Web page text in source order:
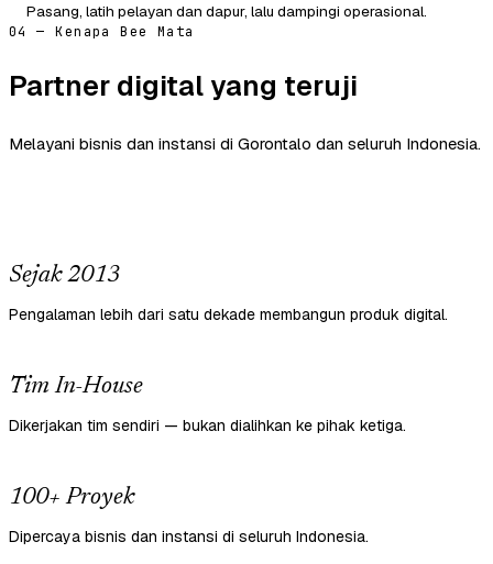
Pasang, latih pelayan dan dapur, lalu dampingi operasional.
04 — Kenapa Bee Mata
Partner digital yang teruji
Melayani bisnis dan instansi di Gorontalo dan seluruh Indonesia.
Sejak 2013
Pengalaman lebih dari satu dekade membangun produk digital.
Tim In-House
Dikerjakan tim sendiri — bukan dialihkan ke pihak ketiga.
100+ Proyek
Dipercaya bisnis dan instansi di seluruh Indonesia.